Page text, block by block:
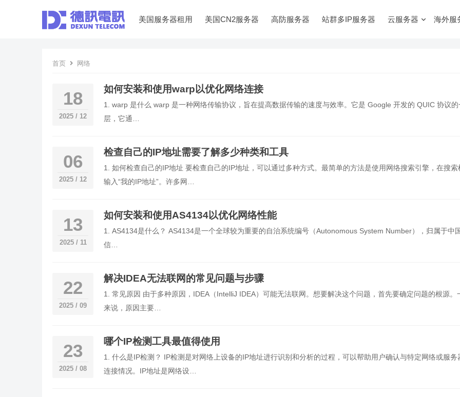
美国服务器租用 美国CN2服务器 高防服务器 站群多IP服务器 云服务器 海外服
首页 网络
18
2025 / 12
如何安装和使用warp以优化网络连接
1. warp 是什么 warp 是一种网络传输协议，旨在提高数据传输的速度与效率。它是 Google 开发的 QUIC 协议的
层，它通…
06
2025 / 12
检查自己的IP地址需要了解多少种类和工具
1. 如何检查自己的IP地址 要检查自己的IP地址，可以通过多种方式。最简单的方法是使用网络搜索引擎，在搜索
输入“我的IP地址”。许多网…
13
2025 / 11
如何安装和使用AS4134以优化网络性能
1. AS4134是什么？ AS4134是一个全球较为重要的自治系统编号（Autonomous System Number），归属于中
信…
22
2025 / 09
解决IDEA无法联网的常见问题与步骤
1. 常见原因 由于多种原因，IDEA（IntelliJ IDEA）可能无法联网。想要解决这个问题，首先要确定问题的根源。
来说，原因主要…
23
2025 / 08
哪个IP检测工具最值得使用
1. 什么是IP检测？ IP检测是对网络上设备的IP地址进行识别和分析的过程，可以帮助用户确认与特定网络或服务
连接情况。IP地址是网络设…